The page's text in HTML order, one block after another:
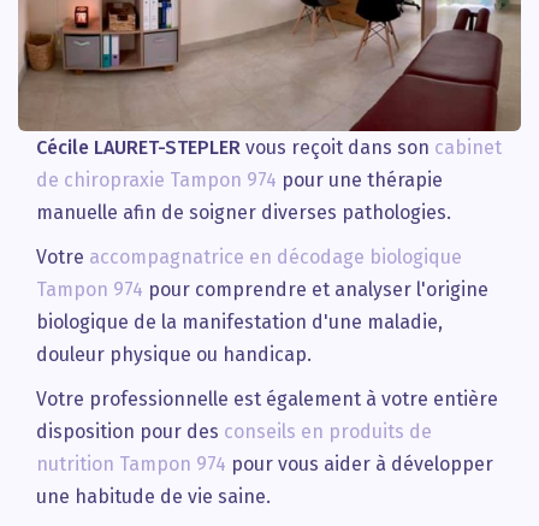
Cécile LAURET-STEPLER vous reçoit dans son cabinet
de chiropraxie Tampon 974 pour une thérapie
manuelle afin de soigner diverses pathologies.
Votre accompagnatrice en décodage biologique
Tampon 974 pour comprendre et analyser l'origine
biologique de la manifestation d'une maladie,
douleur physique ou handicap.
Votre professionnelle est également à votre entière
disposition pour des conseils en produits de
nutrition Tampon 974 pour vous aider à développer
une habitude de vie saine.